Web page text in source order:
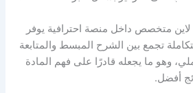
متخصص داخل منصة احترافية يوفر
تجمع بين الشرح المبسط والمتابعة
وهو ما يجعله قادرًا على فهم المادة
أفضل.